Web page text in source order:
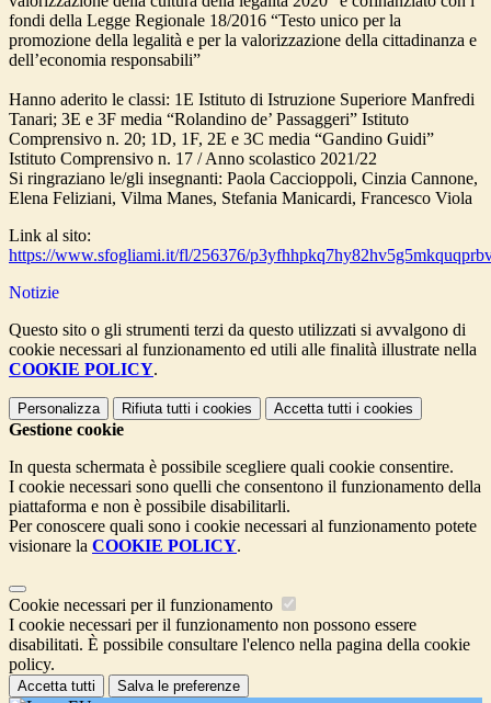
fondi della Legge Regionale 18/2016 “Testo unico per la
promozione della legalità e per la valorizzazione della cittadinanza e
dell’economia responsabili”
Hanno aderito le classi: 1E Istituto di Istruzione Superiore Manfredi
Tanari; 3E e 3F media “Rolandino de’ Passaggeri” Istituto
Comprensivo n. 20; 1D, 1F, 2E e 3C media “Gandino Guidi”
Istituto Comprensivo n. 17 / Anno scolastico 2021/22
Si ringraziano le/gli insegnanti: Paola Caccioppoli, Cinzia Cannone,
Elena Feliziani, Vilma Manes, Stefania Manicardi, Francesco Viola
Link al sito:
https://www.sfogliami.it/fl/256376/
Notizie
Questo sito o gli strumenti terzi da questo utilizzati si avvalgono di
cookie necessari al funzionamento ed utili alle finalità illustrate nella
COOKIE POLICY.
Personalizza Rifiuta tutti i cookies Accetta tutti i cookies
Gestione cookie
In questa schermata è possibile scegliere quali cookie consentire.
I cookie necessari sono quelli che consentono il funzionamento della
piattaforma e non è possibile disabilitarli.
Per conoscere quali sono i cookie necessari al funzionamento potete
visionare la COOKIE POLICY.
Cookie necessari per il funzionamento
I cookie necessari per il funzionamento non possono essere
disabilitati. È possibile consultare l'elenco nella pagina della cookie
policy.
Accetta tutti Salva le preferenze